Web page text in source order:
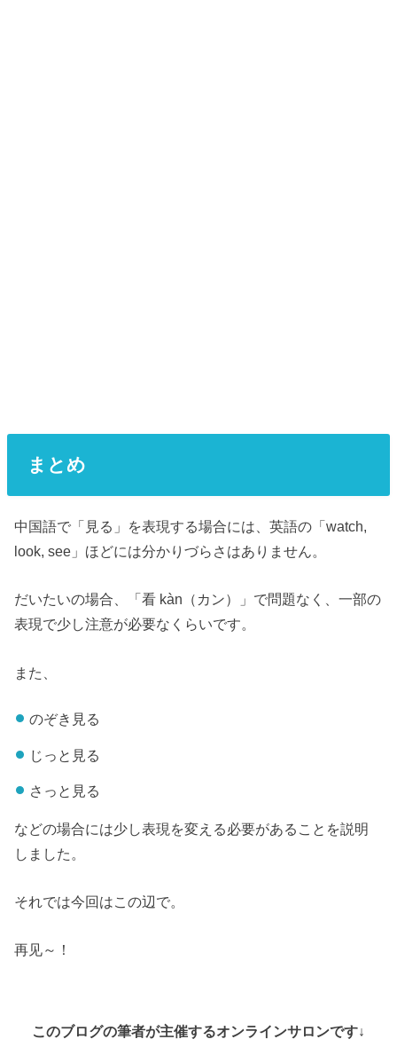
まとめ
中国語で「見る」を表現する場合には、英語の「watch,
look, see」ほどには分かりづらさはありません。
だいたいの場合、「看 kàn（カン）」で問題なく、一部の
表現で少し注意が必要なくらいです。
また、
のぞき見る
じっと見る
さっと見る
などの場合には少し表現を変える必要があることを説明
しました。
それでは今回はこの辺で。
再见～！
このブログの筆者が主催するオンラインサロンです↓